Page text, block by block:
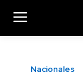
Nacionales